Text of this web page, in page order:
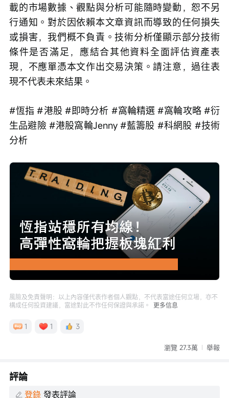
載的市場數據、觀點與分析可能隨時變動，恕不另
行通知。對於因依賴本文章資訊而導致的任何損失
或損害，我們概不負責。技術分析僅顯示部分技術
條件是否滿足，應結合其他資料全面評估資產表
現，不應單憑本文作出交易決策。請注意，過往表
現不代表未來結果。
#恆指 #港股 #即時分析 #窩輪精選 #窩輪攻略 #衍
生品避險 #港股窩輪Jenny #藍籌股 #科網股 #技術
分析
消 /
0%
0%
放
度
風險及免責聲明：以上內容僅代表作者個人觀點，不代表富途任何立場，亦不
構成任何投資建議，富途對此不作任何保證與承諾。
更多信息
1 1 3
瀏覽 27.3萬 舉報
評論
登錄 發表評論